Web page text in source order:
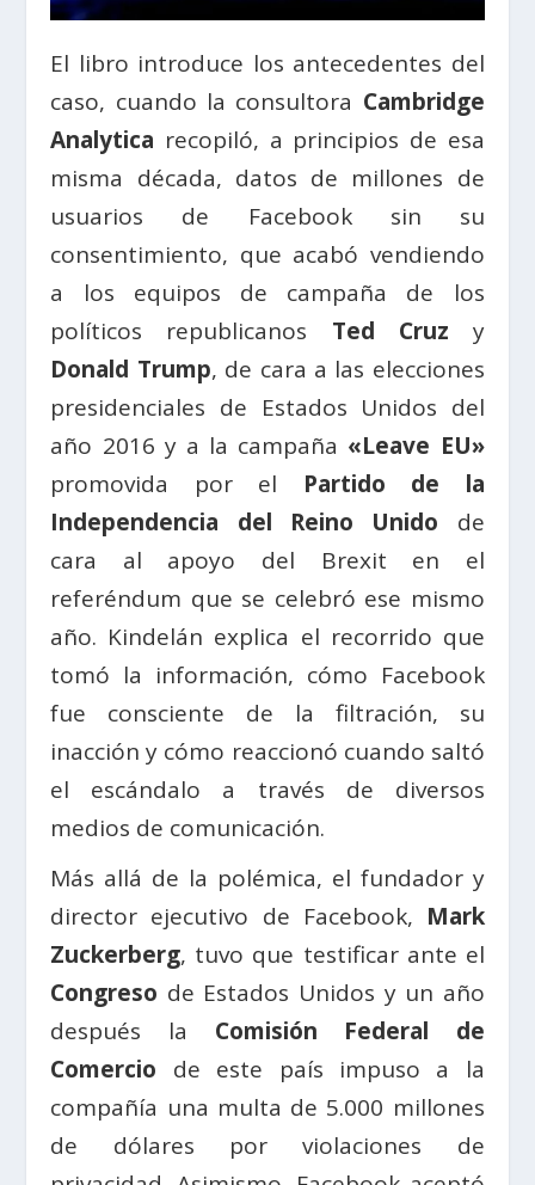
El libro introduce los antecedentes del
caso, cuando la consultora Cambridge
Analytica recopiló, a principios de esa
misma década, datos de millones de
usuarios de Facebook sin su
consentimiento, que acabó vendiendo
a los equipos de campaña de los
políticos republicanos Ted Cruz y
Donald Trump, de cara a las elecciones
presidenciales de Estados Unidos del
año 2016 y a la campaña «Leave EU»
promovida por el Partido de la
Independencia del Reino Unido de
cara al apoyo del Brexit en el
referéndum que se celebró ese mismo
año. Kindelán explica el recorrido que
tomó la información, cómo Facebook
fue consciente de la filtración, su
inacción y cómo reaccionó cuando saltó
el escándalo a través de diversos
medios de comunicación.
Más allá de la polémica, el fundador y
director ejecutivo de Facebook, Mark
Zuckerberg, tuvo que testificar ante el
Congreso de Estados Unidos y un año
después la Comisión Federal de
Comercio de este país impuso a la
compañía una multa de 5.000 millones
de dólares por violaciones de